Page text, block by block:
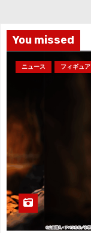
You missed
ニュース フィギュア